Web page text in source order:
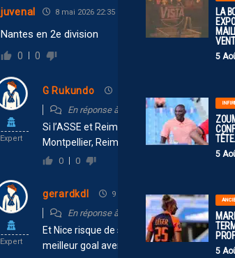
LA
5
5
5
juvenal 8 mai 2026 22:35
Nantes en 2e division
0 0
Expert
G Rukundo
En réponse à juvenal
Si l’ASSE et Reims ne montent pas, la
Montpellier, Reims. A voir si le barragiste de
0 0
Expert
gerardkdl 9 mai 2026 14:51
En réponse à G Rukundo
Et Nice risque de se retrouver en barrages
meilleur goal average